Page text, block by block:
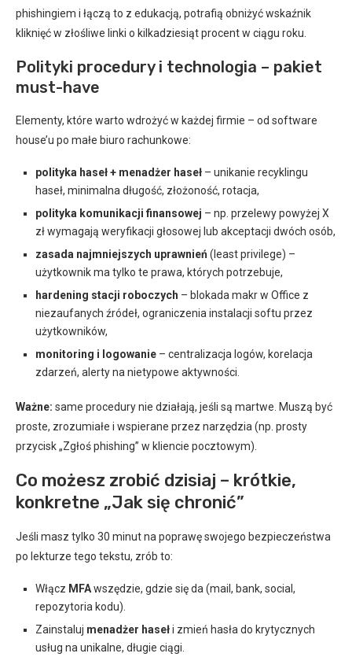
phishingiem i łączą to z edukacją, potrafią obniżyć wskaźnik
kliknięć w złośliwe linki o kilkadziesiąt procent w ciągu roku.
Polityki procedury i technologia – pakiet
must-have
Elementy, które warto wdrożyć w każdej firmie – od software
house’u po małe biuro rachunkowe:
polityka haseł + menadżer haseł – unikanie recyklingu
haseł, minimalna długość, złożoność, rotacja,
polityka komunikacji finansowej – np. przelewy powyżej X
zł wymagają weryfikacji głosowej lub akceptacji dwóch osób,
zasada najmniejszych uprawnień (least privilege) –
użytkownik ma tylko te prawa, których potrzebuje,
hardening stacji roboczych – blokada makr w Office z
niezaufanych źródeł, ograniczenia instalacji softu przez
użytkowników,
monitoring i logowanie – centralizacja logów, korelacja
zdarzeń, alerty na nietypowe aktywności.
Ważne: same procedury nie działają, jeśli są martwe. Muszą być
proste, zrozumiałe i wspierane przez narzędzia (np. prosty
przycisk „Zgłoś phishing” w kliencie pocztowym).
Co możesz zrobić dzisiaj – krótkie,
konkretne „Jak się chronić”
Jeśli masz tylko 30 minut na poprawę swojego bezpieczeństwa
po lekturze tego tekstu, zrób to:
Włącz MFAwszędzie, gdzie się da (mail, bank, social,
repozytoria kodu).
Zainstaluj menadżer hasełi zmień hasła do krytycznych
usług na unikalne, długie ciągi.